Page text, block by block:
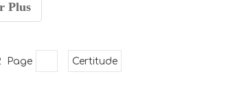
Plus
Page Certitude